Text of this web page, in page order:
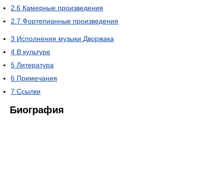
2.6 Камерные произведения
2.7 Фортепианные произведения
3 Исполнения музыки Дворжака
4 В культуре
5 Литература
6 Примечания
7 Ссылки
Биография